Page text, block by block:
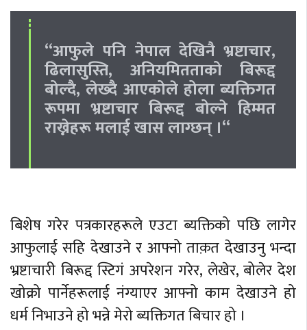
“आफुले पनि नेपाल देखिनै भ्रष्टाचार,
ढिलासुस्ति, अनियमितताको बिरूद्द
बोल्दै, लेख्दै आएकोले होला ब्यक्तिगत
रूपमा भ्रष्टाचार बिरूद्द बोल्ने हिम्मत
राख्नेहरू मलाई खास लाग्छन् ।“
बिशेष गरेर पत्रकारहरूले एउटा ब्यक्तिको पछि लागेर
आफुलाई सहि देखाउने र आफ्नो ताक़त देखाउनु भन्दा
भ्रष्टाचारी बिरूद्द स्टिगं अपरेशन गरेर, लेखेर, बोलेर देश
खोक्रो पार्नेहरूलाई नंग्याएर आफ्नो काम देखाउने हो
धर्म निभाउने हो भन्ने मेरो ब्यक्तिगत बिचार हो ।